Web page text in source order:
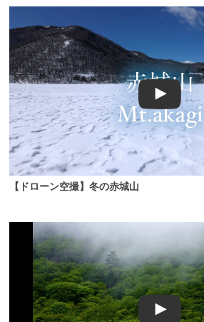
【ドローン空撮】冬の赤城山